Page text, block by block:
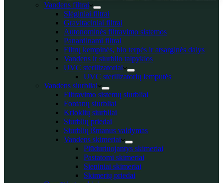
Vandens filtrai
Slėginiai filtrai
Gravitaciniai filtrai
Autonominės filtravimo sistemos
Panardinami filtrai
Filtrų kempinės, bio terpės ir atsarginės dalys
Vandens ir siurblio talpyklos
UVC sterilizatoriai
UVC sterilizatorių lemputės
Vandens siurbliai
Filtravimo sistemų siurbliai
Fontanų siurbliai
Krioklių siurbliai
Siurblių priedai
Siurblių išmanus valdymas
Vandens skimeriai
Plūduriuojantys skimeriai
Pastatomi skimeriai
Sieniniai skimeriai
Skimerių priedai